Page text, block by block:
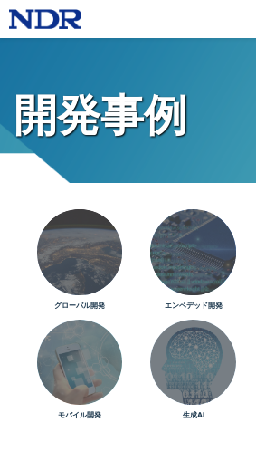
開発事例
グローバル開発 エンベデッド開発
モバイル開発 生成AI